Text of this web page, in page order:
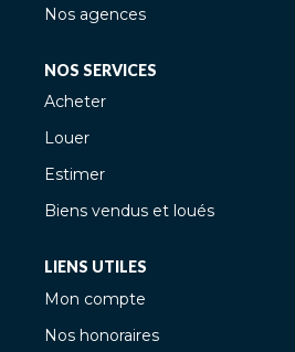
box fermé d'une place de et d'une place de parking
Charges annuelles de 2 316 €
€/mois). Les honoraires sont à la
vendeur. Une opportunité rare
Gomez au 06.68.89.50.60.
Nos agences
NOS SERVICES
Acheter
Louer
Estimer
Biens vendus et loués
LIENS UTILES
Mon compte
Nos honoraires